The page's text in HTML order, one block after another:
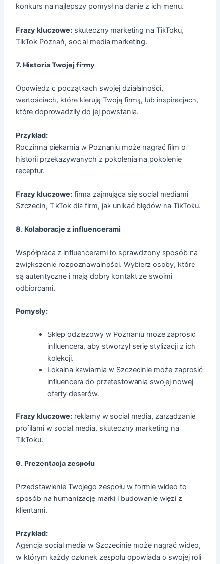
konkurs na najlepszy pomysł na danie z ich menu.
Frazy kluczowe: skuteczny marketing na TikToku,
TikTok Poznań, social media marketing.
7. Historia Twojej firmy
Opowiedz o początkach swojej działalności,
wartościach, które kierują Twoją firmą, lub inspiracjach,
które doprowadziły do jej powstania.
Przykład:
Rodzinna piekarnia w Poznaniu może nagrać film o
historii przekazywanych z pokolenia na pokolenie
receptur.
Frazy kluczowe: firma zajmująca się social mediami
Szczecin, TikTok dla firm, jak unikać błędów na TikToku.
8. Kolaboracje z influencerami
Współpraca z influencerami to sprawdzony sposób na
zwiększenie rozpoznawalności. Wybierz osoby, które
są autentyczne i mają dobry kontakt ze swoimi
odbiorcami.
Pomysły:
Sklep odzieżowy w Poznaniu może zaprosić
influencera, aby stworzył serię stylizacji z ich
kolekcji.
Lokalna kawiarnia w Szczecinie może zaprosić
influencera do przetestowania swojej nowej
oferty deserów.
Frazy kluczowe: reklamy w social media, zarządzanie
profilami w social media, skuteczny marketing na
TikToku.
9. Prezentacja zespołu
Przedstawienie Twojego zespołu w formie wideo to
sposób na humanizację marki i budowanie więzi z
klientami.
Przykład:
Agencja social media w Szczecinie może nagrać wideo,
w którym każdy członek zespołu opowiada o swojej roli